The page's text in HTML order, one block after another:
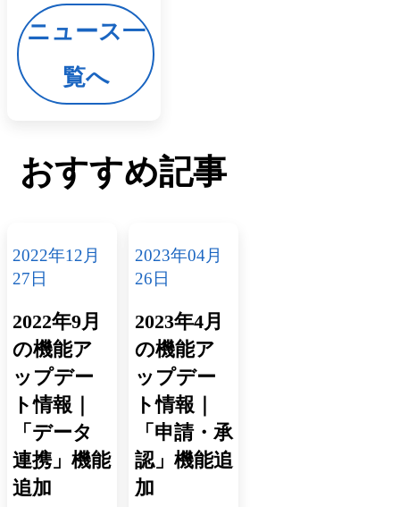
ニュース一
覧へ
おすすめ記事
2022年12月
27日
2022年9月
の機能ア
ップデー
ト情報｜
「データ
連携」機能
追加
2023年04月
26日
2023年4月
の機能ア
ップデー
ト情報｜
「申請・承
認」機能追
加